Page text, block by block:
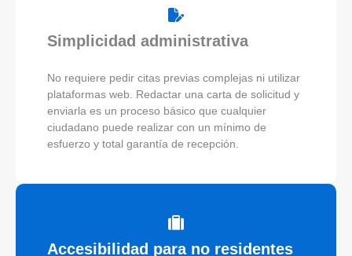
Simplicidad administrativa
No requiere pedir citas previas complejas ni utilizar
plataformas web. Redactar una carta de solicitud y
enviarla es un proceso básico que cualquier
ciudadano puede realizar con un mínimo de
esfuerzo y total garantía de recepción.
Accesibilidad para no residentes